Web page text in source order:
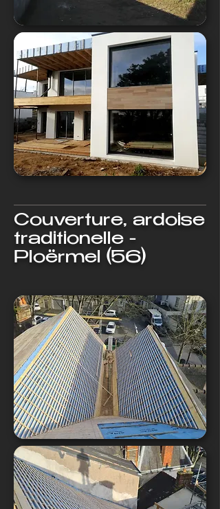
Couverture, ardoise
traditionelle -
Ploërmel (56)